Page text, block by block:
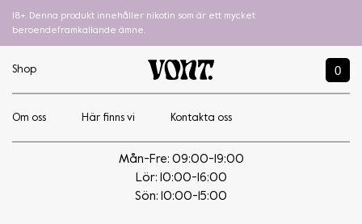
18+. Denna produkt innehåller nikotin som är ett mycket
beroendeframkallande ämne.
Shop 0
Om oss Här finns vi Kontakta oss
Direkten Momangen
Mån-Fre: 09:00-19:00
Lör: 10:00-16:00
Sön: 10:00-15:00